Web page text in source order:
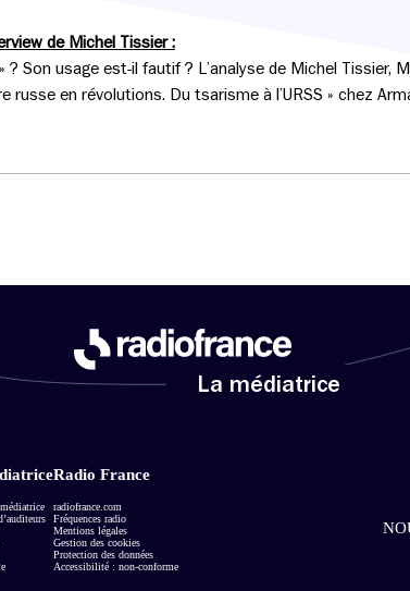
de Michel Tissier :
? Son usage est-il fautif ? L’analyse de Michel Tissier,
russe en révolutions. Du tsarisme à l’URSS » chez
La médiatrice
Radio France
radiofrance.com
Fréquences radio
Mentions légales
Gestion des cookies
Protection des données
Accessibilité : non-conforme